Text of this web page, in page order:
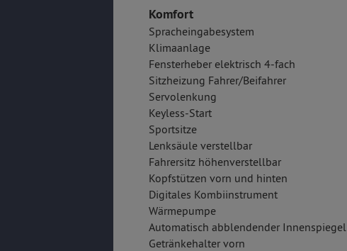
Komfort
Spracheingabesystem
Klimaanlage
Fensterheber elektrisch 4-fach
Sitzheizung Fahrer/Beifahrer
Servolenkung
Keyless-Start
Sportsitze
Lenksäule verstellbar
Fahrersitz höhenverstellbar
Kopfstützen vorn und hinten
Digitales Kombiinstrument
Wärmepumpe
Automatisch abblendender Innenspiegel
Getränkehalter vorn